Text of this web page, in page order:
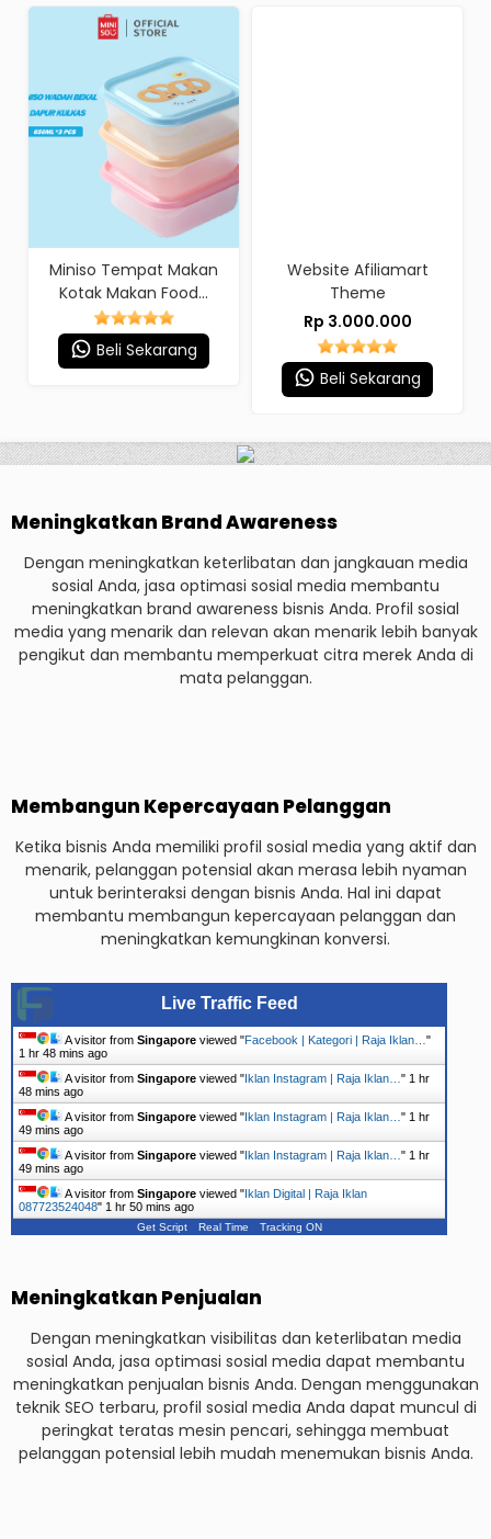
Miniso Tempat Makan
Kotak Makan Food...
Beli Sekarang
Website Afiliamart
Theme
Rp 3.000.000
Beli Sekarang
Meningkatkan Brand Awareness
Dengan meningkatkan keterlibatan dan jangkauan media
sosial Anda, jasa optimasi sosial media membantu
meningkatkan brand awareness bisnis Anda. Profil sosial
media yang menarik dan relevan akan menarik lebih banyak
pengikut dan membantu memperkuat citra merek Anda di
mata pelanggan.
Membangun Kepercayaan Pelanggan
Ketika bisnis Anda memiliki profil sosial media yang aktif dan
menarik, pelanggan potensial akan merasa lebih nyaman
untuk berinteraksi dengan bisnis Anda. Hal ini dapat
membantu membangun kepercayaan pelanggan dan
meningkatkan kemungkinan konversi.
Live Traffic Feed
A visitor from Singapore viewed "Facebook | Kategori | Raja Iklan… "
1 hr 48 mins ago
A visitor from Singapore viewed "Iklan Instagram | Raja Iklan… " 1 hr
48 mins ago
A visitor from Singapore viewed "Iklan Instagram | Raja Iklan… " 1 hr
49 mins ago
A visitor from Singapore viewed "Iklan Instagram | Raja Iklan… " 1 hr
49 mins ago
A visitor from Singapore viewed "Iklan Digital | Raja Iklan
087723524048" 1 hr 50 mins ago
Get Script Real Time Tracking ON
Meningkatkan Penjualan
Dengan meningkatkan visibilitas dan keterlibatan media
sosial Anda, jasa optimasi sosial media dapat membantu
meningkatkan penjualan bisnis Anda. Dengan menggunakan
teknik SEO terbaru, profil sosial media Anda dapat muncul di
peringkat teratas mesin pencari, sehingga membuat
pelanggan potensial lebih mudah menemukan bisnis Anda.